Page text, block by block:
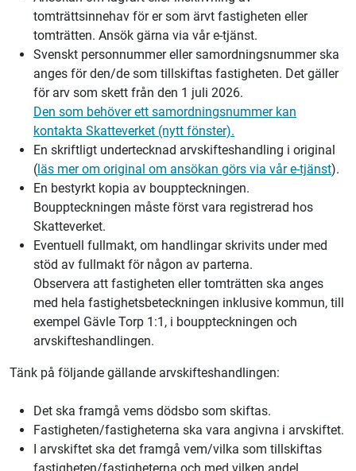
tomträttsinnehav för er som ärvt fastigheten eller
tomträtten. Ansök gärna via vår e-tjänst.
Svenskt personnummer eller samordningsnummer ska
anges för den/de som tillskiftas fastigheten. Det gäller
för arv som skett från den 1 juli 2026.
Den som behöver ett samordningsnummer kan
kontakta Skatteverket (nytt fönster).
En skriftligt undertecknad arvskifteshandling i original
(läs mer om original om ansökan görs via vår e-tjänst).
En bestyrkt kopia av bouppteckningen.
Bouppteckningen måste först vara registrerad hos
Skatteverket.
Eventuell fullmakt, om handlingar skrivits under med
stöd av fullmakt för någon av parterna.
Observera att fastigheten eller tomträtten ska anges
med hela fastighetsbeteckningen inklusive kommun, till
exempel Gävle Torp 1:1, i bouppteckningen och
arvskifteshandlingen.
Tänk på följande gällande arvskifteshandlingen:
Det ska framgå vems dödsbo som skiftas.
Fastigheten/fastigheterna ska vara angivna i arvskiftet.
I arvskiftet ska det framgå vem/vilka som tillskiftas